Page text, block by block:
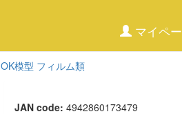
マイペ
OK模型 フィルム類
JAN code:4942860173479